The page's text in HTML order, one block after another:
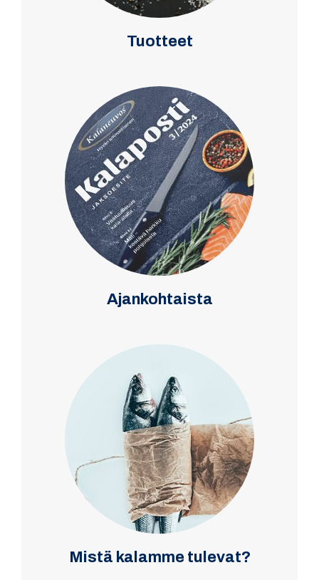
Tuotteet
Ajankohtaista
Mistä kalamme tulevat?